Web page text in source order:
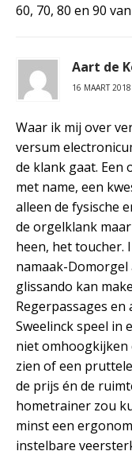
60, 70, 80 en 90
Aart de
16 MAART
Waar ik mij over
versum
de klank gaat.
met name, een
alleen de fysische
de orgelklank
heen, het toucher.
namaak-Domorgel
glissando kan
Regerpassages
Sweelinck speel in
niet omhoogkijken
zien of een
de prijs én de
hometrainer zou
minst een
instelbare